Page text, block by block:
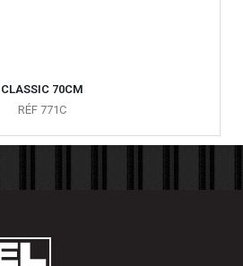
CLASSIC 70CM
RÉF 771C